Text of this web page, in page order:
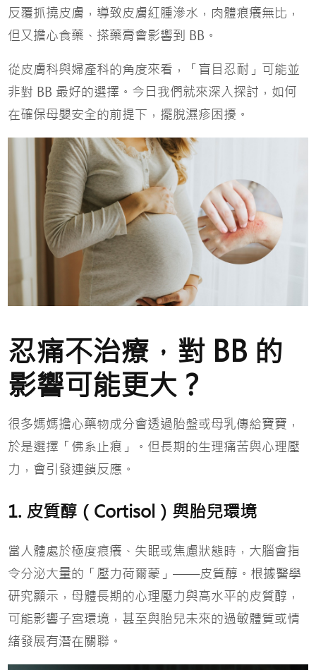
反覆抓撓皮膚，導致皮膚紅腫滲水，肉體痕癢無比，
但又擔心食藥、搽藥膏會影響到 BB。
從皮膚科與婦產科的角度來看，「盲目忍耐」可能並
非對 BB 最好的選擇。今日我們就來深入探討，如何
在確保母嬰安全的前提下，擺脫濕疹困擾。
忍痛不治療，對 BB 的
影響可能更大？
很多媽媽擔心藥物成分會透過胎盤或母乳傳給寶寶，
於是選擇「佛系止痕」。但長期的生理痛苦與心理壓
力，會引發連鎖反應。
1. 皮質醇（Cortisol）與胎兒環境
當人體處於極度痕癢、失眠或焦慮狀態時，大腦會指
令分泌大量的「壓力荷爾蒙」——皮質醇。根據醫學
研究顯示，母體長期的心理壓力與高水平的皮質醇，
可能影響子宮環境，甚至與胎兒未來的過敏體質或情
緒發展有潛在關聯。